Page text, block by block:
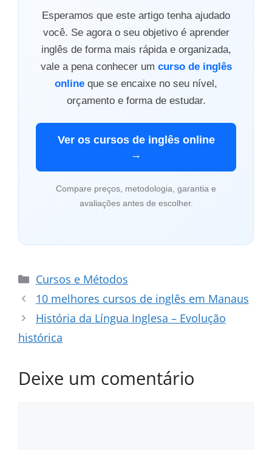
Esperamos que este artigo tenha ajudado
você. Se agora o seu objetivo é aprender
inglês de forma mais rápida e organizada,
vale a pena conhecer um curso de inglês
online que se encaixe no seu nível,
orçamento e forma de estudar.
Ver os cursos de inglês online
→
Compare preços, metodologia, garantia e
avaliações antes de escolher.
Categorias
Cursos e Métodos
10 melhores cursos de inglês em Manaus
História da Língua Inglesa – Evolução
histórica
Deixe um comentário